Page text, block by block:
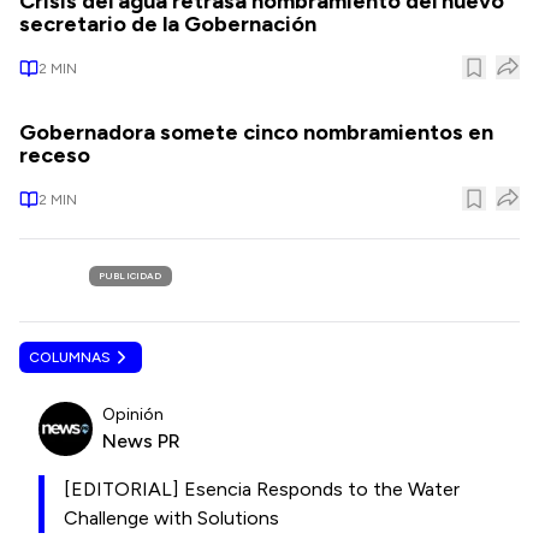
secretario de la Gobernación
2 MIN
Gobernadora somete cinco nombramientos en
receso
2 MIN
PUBLICIDAD
COLUMNAS
Opinión
News PR
[EDITORIAL] Esencia Responds to the Water
Challenge with Solutions